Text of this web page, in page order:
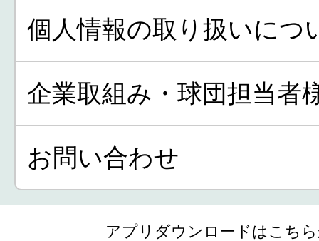
個人情報の取り扱いにつ
企業取組み・球団担当者
お問い合わせ
アプリダウンロードはこち